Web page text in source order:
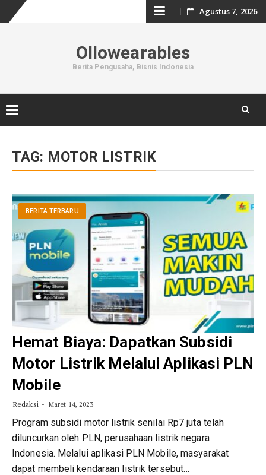
Skip
content
Agustus 7, 2026
Ollowearables
Berita Pengusaha, Bisnis Indonesia
content
TAG: MOTOR LISTRIK
BERITA TERBARU
Hemat Biaya: Dapatkan Subsidi
Motor Listrik Melalui Aplikasi PLN
Mobile
Redaksi Maret 14, 2023
Program subsidi motor listrik senilai Rp7 juta telah
diluncurkan oleh PLN, perusahaan listrik negara
Indonesia. Melalui aplikasi PLN Mobile, masyarakat
dapat membeli kendaraan listrik tersebut…